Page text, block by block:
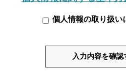
個人情報の取り扱い